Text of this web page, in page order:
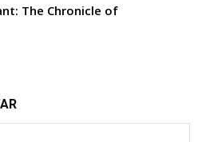
The Chronicle of